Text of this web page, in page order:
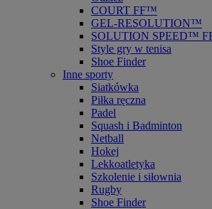
COURT FF™
GEL-RESOLUTION™
SOLUTION SPEED™
Style gry w tenisa
Shoe Finder
Inne sporty
Siatkówka
Piłka ręczna
Padel
Squash i Badminton
Netball
Hokej
Lekkoatletyka
Szkolenie i siłownia
Rugby
Shoe Finder